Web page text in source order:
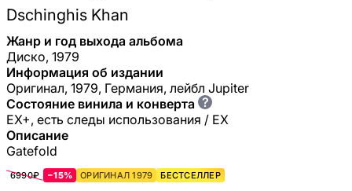
Dschinghis Khan
Жанр и год выхода альбома
Диско, 1979
Информация об издании
Оригинал, 1979, Германия, лейбл Jupiter
Состояние винила и конверта ?
EX+, есть следы использования / EX
Описание
Gatefold
6990₽ −15% ОРИГИНАЛ 1979 БЕСТСЕЛЛЕР